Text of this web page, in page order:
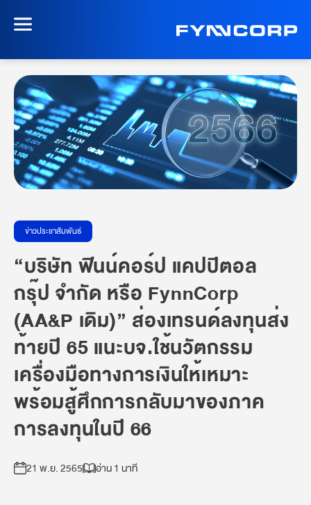
ข่าวประชาสัมพันธ์
“บริษัท ฟินน์คอร์ป แคปปิตอล
กรุ๊ป จำกัด หรือ FynnCorp
(AA&P เดิม)” ส่องเทรนด์ลงทุนส่ง
ท้ายปี 65แนะบจ.ใช้นวัตกรรม
เครื่องมือทางการเงินให้เหมาะ
พร้อมสู้ศึกการกลับมาของภาค
การลงทุนในปี 66
21 พ.ย. 2565 อ่าน 1 นาที